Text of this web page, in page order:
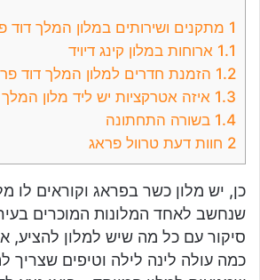
1 מתקנים ושירותים במלון המלך דוד
1.1 ארוחות במלון קינג דיויד
1.2 הזמנת חדרים למלון המלך דוד
1.3 איזה אטרקציות יש ליד מלון
1.4 בשורה התחתונה
2 חוות דעת טרוול פראג
כן, יש מלון כשר בפראג וקוראים לו
שנחשב לאחד המלונות המוכרים
סיקור עם כל מה שיש למלון להציע,
כמה עולה לינה לילה וטיפים שצריך